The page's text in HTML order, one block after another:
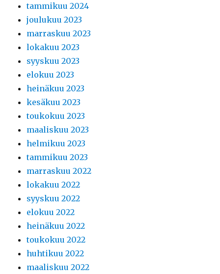
tammikuu 2024
joulukuu 2023
marraskuu 2023
lokakuu 2023
syyskuu 2023
elokuu 2023
heinäkuu 2023
kesäkuu 2023
toukokuu 2023
maaliskuu 2023
helmikuu 2023
tammikuu 2023
marraskuu 2022
lokakuu 2022
syyskuu 2022
elokuu 2022
heinäkuu 2022
toukokuu 2022
huhtikuu 2022
maaliskuu 2022